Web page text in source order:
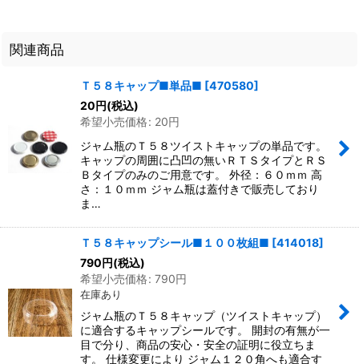
関連商品
Ｔ５８キャップ■単品■ [470580]
20円(税込)
希望小売価格: 20円
ジャム瓶のＴ５８ツイストキャップの単品です。
キャップの周囲に凸凹の無いＲＴＳタイプとＲＳ
Ｂタイプのみのご用意です。 外径：６０ｍｍ 高
さ：１０ｍｍ ジャム瓶は蓋付きで販売しており
ま…
Ｔ５８キャップシール■１００枚組■ [414018]
790円(税込)
希望小売価格: 790円
在庫あり
ジャム瓶のＴ５８キャップ（ツイストキャップ）
に適合するキャップシールです。 開封の有無が一
目で分り、商品の安心・安全の証明に役立ちま
す。 仕様変更により ジャム１２０角へも適合す